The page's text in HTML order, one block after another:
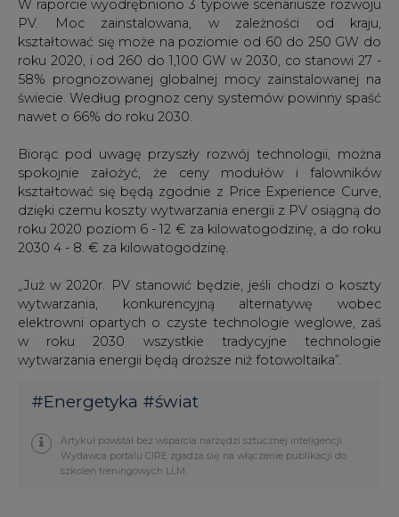
W raporcie wyodrębniono 3 typowe scenariusze rozwoju
PV. Moc zainstalowana, w zależności od kraju,
kształtować się może na poziomie od 60 do 250 GW do
roku 2020, i od 260 do 1,100 GW w 2030, co stanowi 27 -
58% prognozowanej globalnej mocy zainstalowanej na
świecie. Według prognoz ceny systemów powinny spaść
nawet o 66% do roku 2030.
Biorąc pod uwagę przyszły rozwój technologii, można
spokojnie założyć, że ceny modułów i falowników
kształtować się będą zgodnie z Price Experience Curve,
dzięki czemu koszty wytwarzania energii z PV osiągną do
roku 2020 poziom 6 - 12 € za kilowatogodzinę, a do roku
2030 4 - 8. € za kilowatogodzinę.
„Już w 2020r. PV stanowić będzie, jeśli chodzi o koszty
wytwarzania, konkurencyjną alternatywę wobec
elektrowni opartych o czyste technologie weglowe, zaś
w roku 2030 wszystkie tradycyjne technologie
wytwarzania energii będą droższe niż fotowoltaika”.
#Energetyka #świat
Artykuł powstał bez wsparcia narzędzi sztucznej inteligencji.
Wydawca portalu CIRE zgadza się na włączenie publikacji do
szkoleń treningowych LLM.